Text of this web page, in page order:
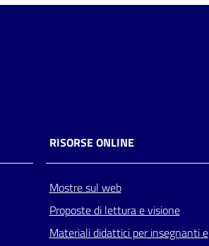
RISORSE ONLINE
Mostre sul web
Proposte di lettura e visione
Materiali didattici per insegnanti e